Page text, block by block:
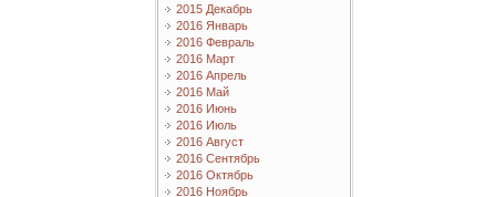
2015 Декабрь
2016 Январь
2016 Февраль
2016 Март
2016 Апрель
2016 Май
2016 Июнь
2016 Июль
2016 Август
2016 Сентябрь
2016 Октябрь
2016 Ноябрь